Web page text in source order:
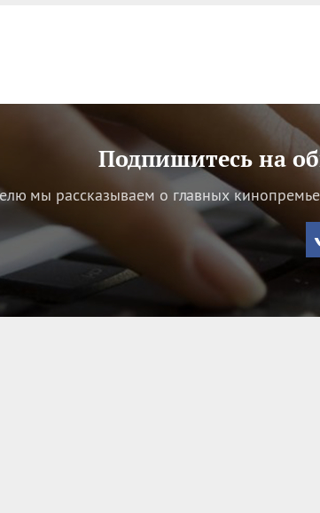
Подпишитесь на
мы рассказываем о главных